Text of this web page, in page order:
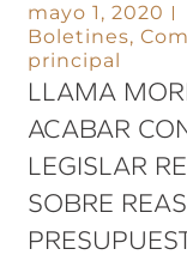
mayo 1, 2020
Boletines,
principal
LLAMA
ACABAR
LEGISLAR
SOBRE